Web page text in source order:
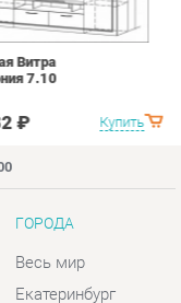
ГОРОДА